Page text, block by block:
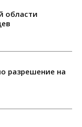
области
разрешение на